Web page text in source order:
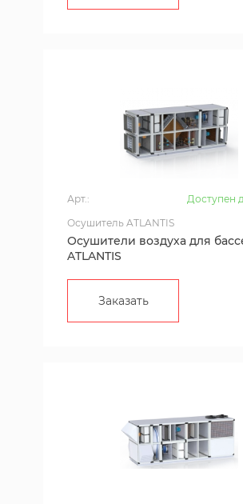
Арт.:
Доступен
Осушитель ATLANTIS
Осушители воздуха для
ATLANTIS
Заказать